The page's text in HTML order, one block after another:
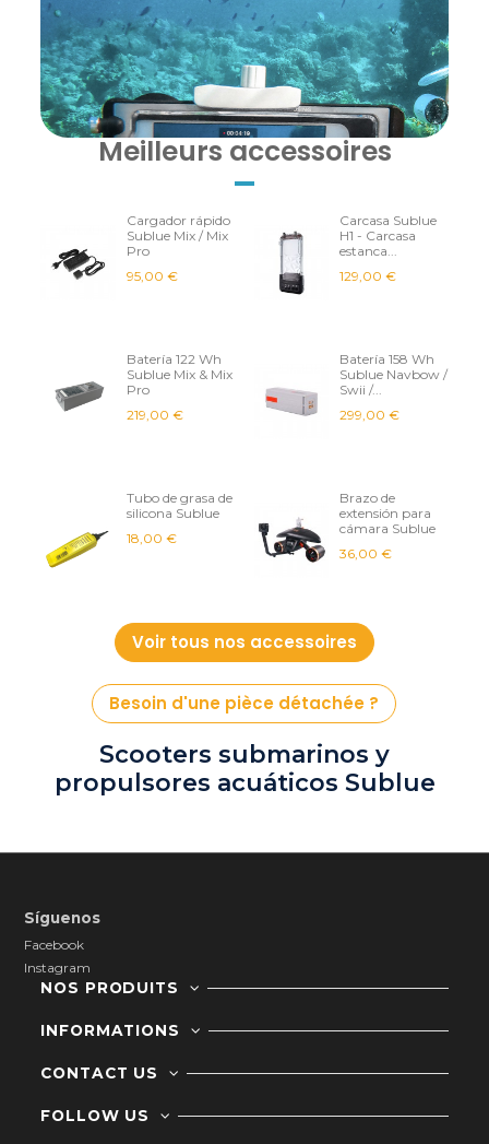
Meilleurs accessoires
Cargador rápido
Sublue Mix / Mix
Pro
95,00 €
Carcasa Sublue
H1 - Carcasa
estanca...
129,00 €
Batería 122 Wh
Sublue Mix & Mix
Pro
219,00 €
Batería 158 Wh
Sublue Navbow /
Swii /...
299,00 €
Tubo de grasa de
silicona Sublue
18,00 €
Brazo de
extensión para
cámara Sublue
36,00 €
Voir tous nos accessoires
Besoin d'une pièce détachée ?
Scooters submarinos y
propulsores acuáticos Sublue
Síguenos
Facebook
Instagram
NOS PRODUITS
INFORMATIONS
CONTACT US
FOLLOW US